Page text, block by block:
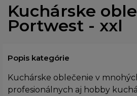
Kuchárske
Portwest - xxl
Popis kategórie
Kuchárske oblečenie v
profesionálnych aj hobby